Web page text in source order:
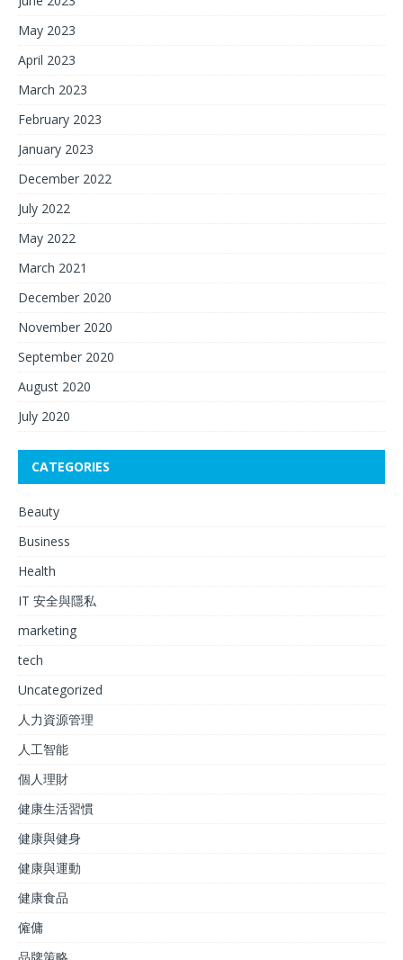
May 2023
April 2023
March 2023
February 2023
January 2023
December 2022
July 2022
May 2022
March 2021
December 2020
November 2020
September 2020
August 2020
July 2020
CATEGORIES
Beauty
Business
Health
IT 安全與隱私
marketing
tech
Uncategorized
人力資源管理
人工智能
個人理財
健康生活習慣
健康與健身
健康與運動
健康食品
僱傭